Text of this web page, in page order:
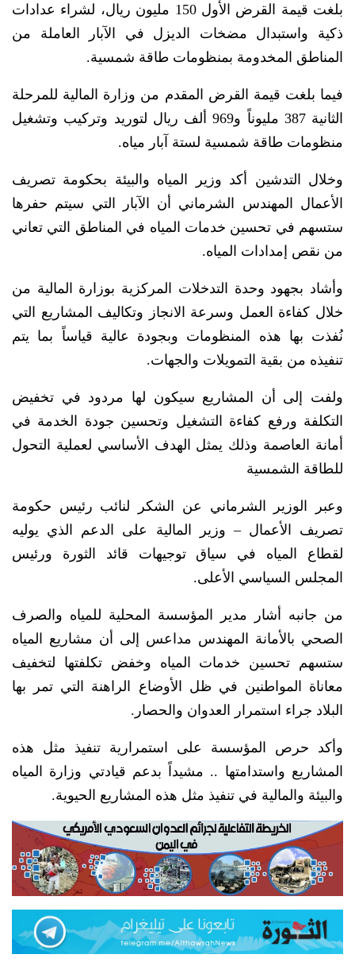
بلغت قيمة القرض الأول 150 مليون ريال، لشراء عدادات
ذكية واستبدال مضخات الديزل في الآبار العاملة من
المناطق المخدومة بمنظومات طاقة شمسية.
فيما بلغت قيمة القرض المقدم من وزارة المالية للمرحلة
الثانية 387 مليوناً و969 ألف ريال لتوريد وتركيب وتشغيل
منظومات طاقة شمسية لستة آبار مياه.
وخلال التدشين أكد وزير المياه والبيئة بحكومة تصريف
الأعمال المهندس الشرماني أن الآبار التي سيتم حفرها
ستسهم في تحسين خدمات المياه في المناطق التي تعاني
من نقص إمدادات المياه.
وأشاد بجهود وحدة التدخلات المركزية بوزارة المالية من
خلال كفاءة العمل وسرعة الانجاز وتكاليف المشاريع التي
نُفذت بها هذه المنظومات وبجودة عالية قياساً بما يتم
تنفيذه من بقية التمويلات والجهات.
ولفت إلى أن المشاريع سيكون لها مردود في تخفيض
التكلفة ورفع كفاءة التشغيل وتحسين جودة الخدمة في
أمانة العاصمة وذلك يمثل الهدف الأساسي لعملية التحول
للطاقة الشمسية
وعبر الوزير الشرماني عن الشكر لنائب رئيس حكومة
تصريف الأعمال – وزير المالية على الدعم الذي يوليه
لقطاع المياه في سياق توجيهات قائد الثورة ورئيس
المجلس السياسي الأعلى.
من جانبه أشار مدير المؤسسة المحلية للمياه والصرف
الصحي بالأمانة المهندس مداعس إلى أن مشاريع المياه
ستسهم تحسين خدمات المياه وخفض تكلفتها لتخفيف
معاناة المواطنين في ظل الأوضاع الراهنة التي تمر بها
البلاد جراء استمرار العدوان والحصار.
وأكد حرص المؤسسة على استمرارية تنفيذ مثل هذه
المشاريع واستدامتها .. مشيداً بدعم قيادتي وزارة المياه
والبيئة والمالية في تنفيذ مثل هذه المشاريع الحيوية.